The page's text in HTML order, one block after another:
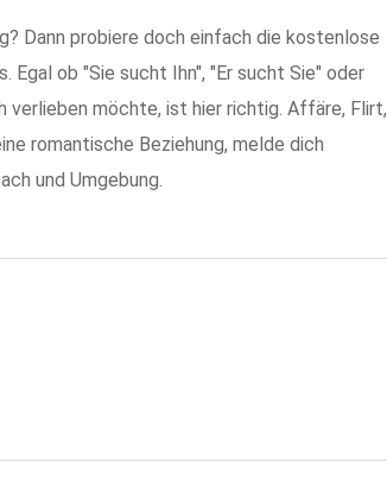
Dann probiere doch einfach die kostenlose
Egal ob "Sie sucht Ihn", "Er sucht Sie" oder
verlieben möchte, ist hier richtig. Affäre, Flirt,
romantische Beziehung, melde dich
und Umgebung.